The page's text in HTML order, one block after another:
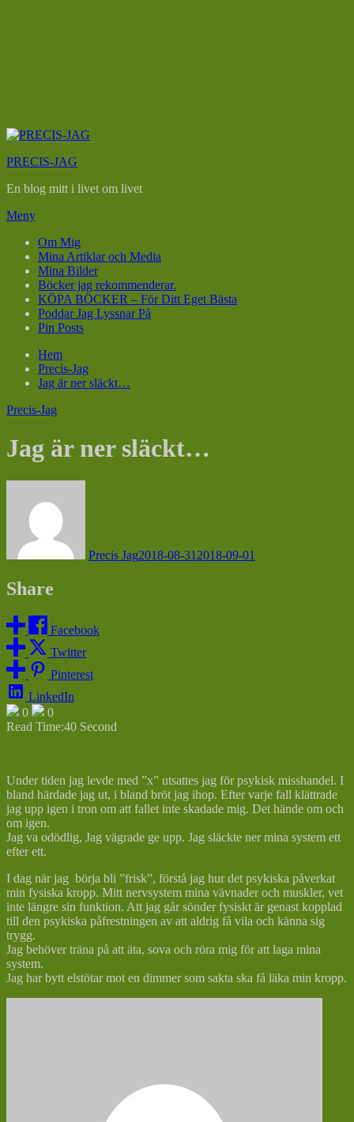
Hoppa
innehåll
PRECIS-JAG
En blog mitt i livet om livet
Meny
Om Mig
Mina Artiklar och Media
Mina Bilder
Böcker jag rekommenderar.
KÖPA BÖCKER – För Ditt Eget Bästa
Poddar Jag Lyssnar På
Pin Posts
Hem
Precis-Jag
Jag är ner släckt…
Precis-Jag
Jag är ner släckt…
Precis Jag2018-08-31 2018-09-01
Share
Facebook
Twitter
Pinterest
LinkedIn
0
0
Read Time:40 Second
Under tiden jag levde med ”x” utsattes jag för psykisk misshandel. I
bland härdade jag ut, i bland bröt jag ihop. Efter varje fall klättrade
jag upp igen i tron om att fallet inte skadade mig. Det hände om och
om igen.
Jag va odödlig, Jag vägrade ge upp. Jag släckte ner mina system ett
efter ett.
I dag när jag börja bli ”frisk”, förstå jag hur det psykiska påverkat
min fysiska kropp. Mitt nervsystem mina vävnader och muskler, vet
inte längre sin funktion. Att jag går sönder fysiskt är genast kopplad
till den psykiska påfrestningen av att aldrig få vila och känna sig
trygg.
Jag behöver träna på att äta, sova och röra mig för att laga mina
system.
Jag har bytt elstötar mot en dimmer som sakta ska få läka min kropp.